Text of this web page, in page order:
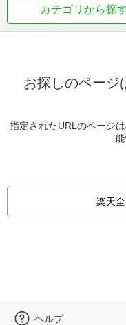
カテゴリから探
お探しのページ
指定されたURLのページ
楽天
ヘルプ